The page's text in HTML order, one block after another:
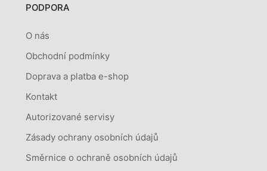
PODPORA
O nás
Obchodní podmínky
Doprava a platba e-shop
Kontakt
Autorizované servisy
Zásady ochrany osobních údajů
Směrnice o ochraně osobních údajů